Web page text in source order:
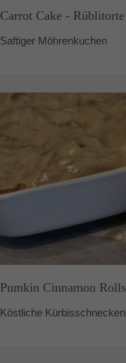
Carrot Cake - Rüblitorte
Saftiger Möhrenkuchen
Pumkin Cinnamon Rolls
Köstliche Kürbisschnecken